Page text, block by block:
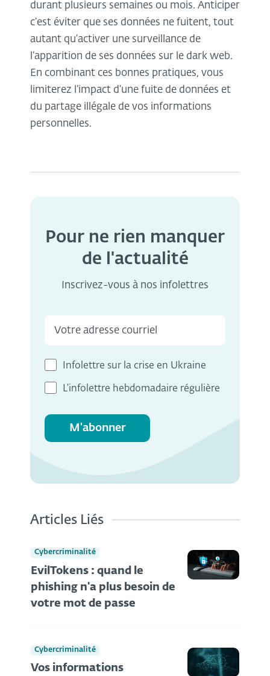
durant plusieurs semaines ou mois. Anticiper
c’est éviter que ses données ne fuitent, tout
autant qu’activer une surveillance de
l’apparition de ses données sur le dark web.
En combinant ces bonnes pratiques, vous
limiterez l’impact d’une fuite de données et
du partage illégale de vos informations
personnelles.
Pour ne rien manquer
de l'actualité
Inscrivez-vous à nos infolettres
Infolettre sur la crise en Ukraine
L'infolettre hebdomadaire régulière
M'abonner
Articles Liés
Cybercriminalité
EvilTokens : quand le
phishing n'a plus besoin de
votre mot de passe
Cybercriminalité
Vos informations